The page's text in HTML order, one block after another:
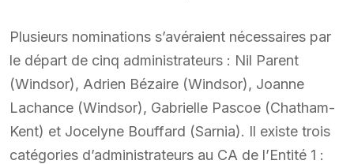
Plusieurs nominations s’avéraient nécessaires par
le départ de cinq administrateurs : Nil Parent
(Windsor), Adrien Bézaire (Windsor), Joanne
Lachance (Windsor), Gabrielle Pascoe (Chatham-
Kent) et Jocelyne Bouffard (Sarnia). Il existe trois
catégories d’administrateurs au CA de l’Entité 1 :